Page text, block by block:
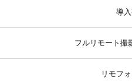
導入
フルリモート撮
リモフ